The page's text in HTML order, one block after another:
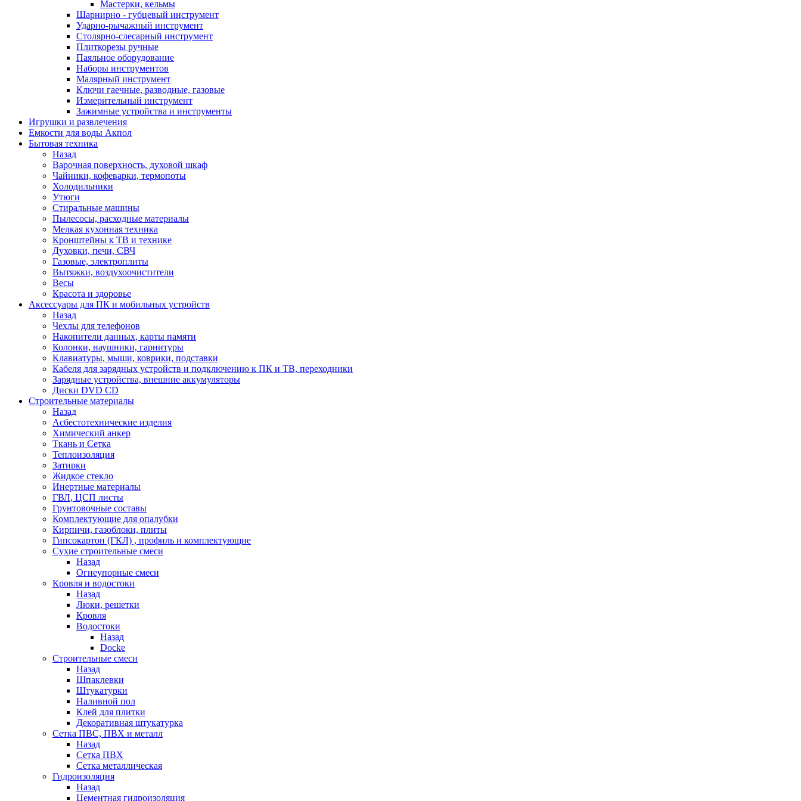
Мастерки, кельмы
Шарнирно - губцевый инструмент
Ударно-рычажный инструмент
Столярно-слесарный инструмент
Плиткорезы ручные
Паяльное оборудование
Наборы инструментов
Малярный инструмент
Ключи гаечные, разводные, газовые
Измерительный инструмент
Зажимные устройства и инструменты
Игрушки и развлечения
Емкости для воды Акпол
Бытовая техника
Назад
Варочная поверхность, духовой шкаф
Чайники, кофеварки, термопоты
Холодильники
Утюги
Стиральные машины
Пылесосы, расходные материалы
Мелкая кухонная техника
Кронштейны к ТВ и технике
Духовки, печи, СВЧ
Газовые, электроплиты
Вытяжки, воздухоочистители
Весы
Красота и здоровье
Аксессуары для ПК и мобильных устройств
Назад
Чехлы для телефонов
Накопители данных, карты памяти
Колонки, наушники, гарнитуры
Клавиатуры, мыши, коврики, подставки
Кабеля для зарядных устройств и подключению к ПК и ТВ, переходники
Зарядные устройства, внешние аккумуляторы
Диски DVD CD
Строительные материалы
Назад
Асбестотехнические изделия
Химический анкер
Ткань и Сетка
Теплоизоляция
Затирки
Жидкое стекло
Инертные материалы
ГВЛ, ЦСП листы
Грунтовочные составы
Комплектующие для опалубки
Кирпичи, газоблоки, плиты
Гипсокартон (ГКЛ) , профиль и комплектующие
Сухие строительные смеси
Назад
Огнеупорные смеси
Кровля и водостоки
Назад
Люки, решетки
Кровля
Водостоки
Назад
Docke
Строительные смеси
Назад
Шпаклевки
Штукатурки
Наливной пол
Клей для плитки
Декоративная штукатурка
Сетка ПВС, ПВХ и металл
Назад
Сетка ПВХ
Сетка металлическая
Гидроизоляция
Назад
Цементная гидроизоляция